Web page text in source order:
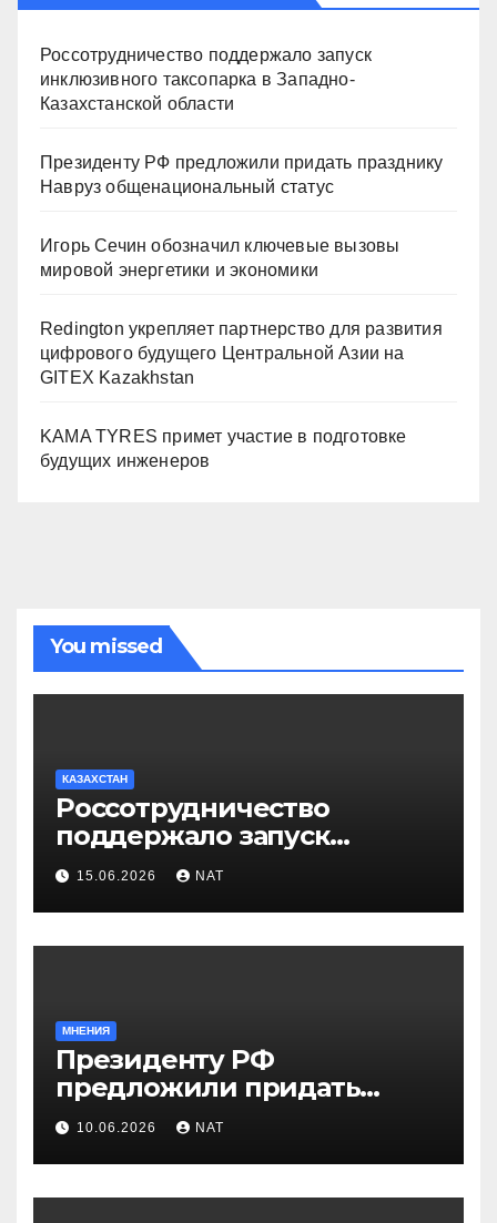
Россотрудничество поддержало запуск
инклюзивного таксопарка в Западно-
Казахстанской области
Президенту РФ предложили придать празднику
Навруз общенациональный статус
Игорь Сечин обозначил ключевые вызовы
мировой энергетики и экономики
Redington укрепляет партнерство для развития
цифрового будущего Центральной Азии на
GITEX Kazakhstan
KAMA TYRES примет участие в подготовке
будущих инженеров
You missed
КАЗАХСТАН
Россотрудничество
поддержало запуск
инклюзивного таксопарка в
Западно-Казахстанской
области
15.06.2026 NAT
МНЕНИЯ
Президенту РФ
предложили придать
празднику Навруз
общенациональный статус
10.06.2026 NAT